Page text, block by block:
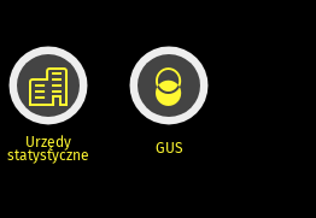
Urzędy
statystyczne GUS